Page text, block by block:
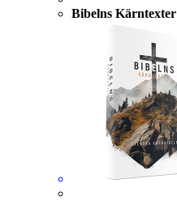
Bibelns Kärntexter